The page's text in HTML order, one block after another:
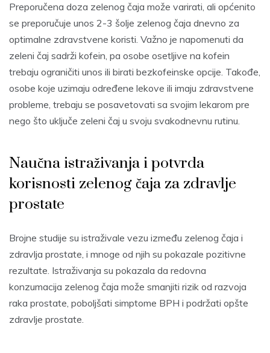
Preporučena doza zelenog čaja može varirati, ali općenito
se preporučuje unos 2-3 šolje zelenog čaja dnevno za
optimalne zdravstvene koristi. Važno je napomenuti da
zeleni čaj sadrži kofein, pa osobe osetljive na kofein
trebaju ograničiti unos ili birati bezkofeinske opcije. Takođe,
osobe koje uzimaju određene lekove ili imaju zdravstvene
probleme, trebaju se posavetovati sa svojim lekarom pre
nego što uključe zeleni čaj u svoju svakodnevnu rutinu.
Naučna istraživanja i potvrda
korisnosti zelenog čaja za zdravlje
prostate
Brojne studije su istraživale vezu između zelenog čaja i
zdravlja prostate, i mnoge od njih su pokazale pozitivne
rezultate. Istraživanja su pokazala da redovna
konzumacija zelenog čaja može smanjiti rizik od razvoja
raka prostate, poboljšati simptome BPH i podržati opšte
zdravlje prostate.